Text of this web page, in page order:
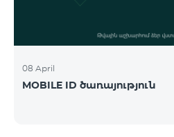
08 April
MOBILE ID ծառայություն